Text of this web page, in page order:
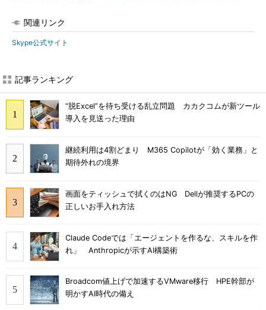
関連リンク
Skype公式サイト
記事ランキング
“脱Excel”を待ち受ける乱立問題 カカクコムが新ツール
導入を見送った理由
継続利用は4割どまり M365 Copilotが「効く業務」と
期待外れの境界
画面をティッシュで拭くのはNG Dellが推奨するPCの
正しいお手入れ方法
Claude Codeでは「エージェントを作るな、スキルを作
れ」 Anthropicが示すAI構築術
Broadcom値上げで加速するVMware移行 HPE幹部が
明かすAI時代の備え